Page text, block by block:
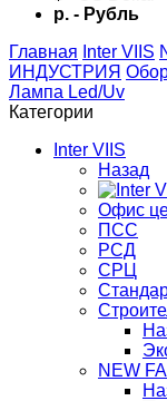
р. - Рубль
Главная Inter VIIS
ИНДУСТРИЯ
Лампа Led/Uv
Категории
Inter VIIS
Назад
Офис
ПСС
РСД
СРЦ
NEW